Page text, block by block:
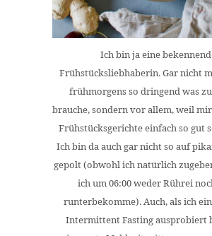
Ich bin ja eine
Frühstücksliebhaberin. Gar nicht
frühmorgens so dringend was
brauche, sondern vor allem, weil
Frühstücksgerichte einfach so gut
Ich bin da auch gar nicht so auf
gepolt (obwohl ich natürlich
ich um 06:00 weder Rührei
runterbekomme). Auch, als ich
Intermittent Fasting ausprobiert